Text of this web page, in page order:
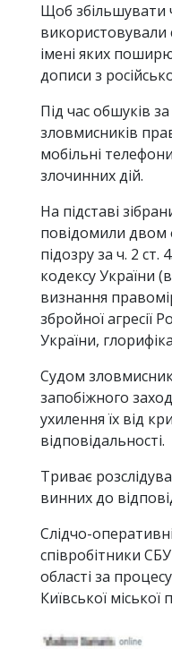
Щоб збільшувати
використовували
імені яких
дописи з
Під час обшуків
зловмисників
мобільні
злочинних дій.
На підставі
повідомили двом
підозру за ч. 2
кодексу України
визнання
збройної агресії
України,
Судом
запобіжного
ухилення їх від
відповідальності.
Триває
винних до
Слідчо-
співробітники
області за
Київської